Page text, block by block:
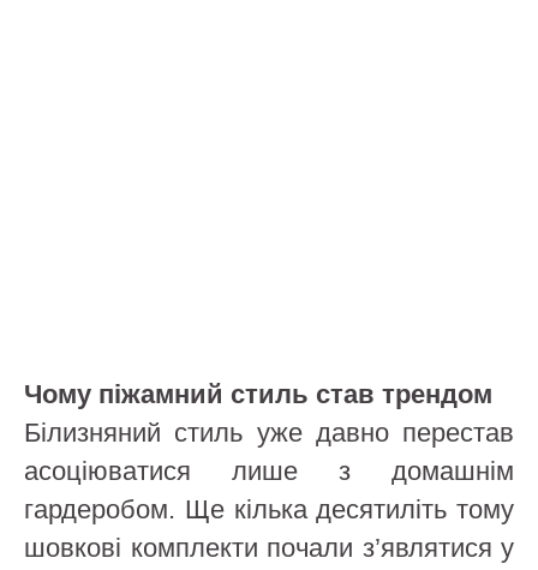
Чому піжамний стиль став трендом
Білизняний стиль уже давно перестав
асоціюватися лише з домашнім
гардеробом. Ще кілька десятиліть тому
шовкові комплекти почали з’являтися у